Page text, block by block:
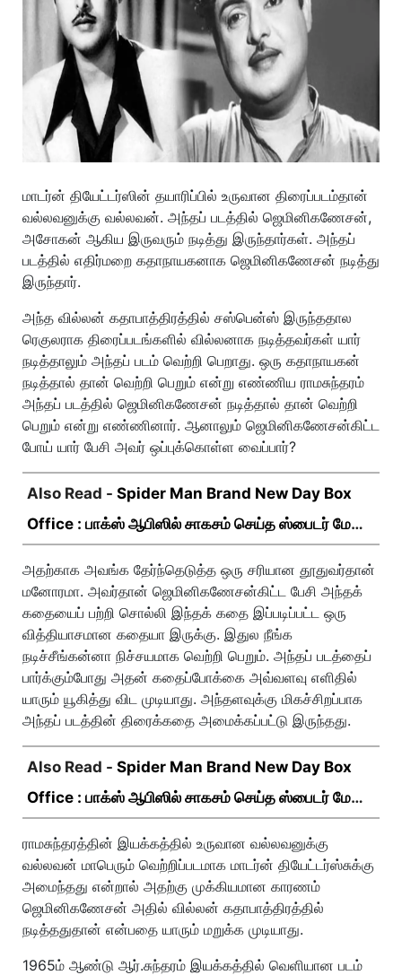
மாடர்ன் தியேட்டர்ஸின் தயாரிப்பில் உருவான திரைப்படம்தான்
வல்லவனுக்கு வல்லவன். அந்தப் படத்தில் ஜெமினிகணேசன்,
அசோகன் ஆகிய இருவரும் நடித்து இருந்தார்கள். அந்தப்
படத்தில் எதிர்மறை கதாநாயகனாக ஜெமினிகணேசன் நடித்து
இருந்தார்.
அந்த வில்லன் கதாபாத்திரத்தில் சஸ்பென்ஸ் இருந்ததால
ரெகுலராக திரைப்படங்களில் வில்லனாக நடித்தவர்கள் யார்
நடித்தாலும் அந்தப் படம் வெற்றி பெறாது. ஒரு கதாநாயகன்
நடித்தால் தான் வெற்றி பெறும் என்று எண்ணிய ராமசுந்தரம்
அந்தப் படத்தில் ஜெமினிகணேசன் நடித்தால் தான் வெற்றி
பெறும் என்று எண்ணினார். ஆனாலும் ஜெமினிகணேசன்கிட்ட
போய் யார் பேசி அவர் ஒப்புக்கொள்ள வைப்பார்?
Also Read - Spider Man Brand New Day Box
Office : பாக்ஸ் ஆபிஸில் சாகசம் செய்த ஸ்பைடர் மேன்
அதற்காக அவங்க தேர்ந்தெடுத்த ஒரு சரியான தூதுவர்தான்
மனோரமா. அவர்தான் ஜெமினிகணேசன்கிட்ட பேசி அந்தக்
கதையைப் பற்றி சொல்லி இந்தக் கதை இப்படிப்பட்ட ஒரு
வித்தியாசமான கதையா இருக்கு. இதுல நீங்க
நடிச்சீங்கன்னா நிச்சயமாக வெற்றி பெறும். அந்தப் படத்தைப்
பார்க்கும்போது அதன் கதைப்போக்கை அவ்வளவு எளிதில்
யாரும் யூகித்து விட முடியாது. அந்தளவுக்கு மிகச்சிறப்பாக
அந்தப் படத்தின் திரைக்கதை அமைக்கப்பட்டு இருந்தது.
Also Read - Spider Man Brand New Day Box
Office : பாக்ஸ் ஆபிஸில் சாகசம் செய்த ஸ்பைடர் மேன்
ராமசுந்தரத்தின் இயக்கத்தில் உருவான வல்லவனுக்கு
வல்லவன் மாபெரும் வெற்றிப்படமாக மாடர்ன் தியேட்டர்ஸ்சுக்கு
அமைந்தது என்றால் அதற்கு முக்கியமான காரணம்
ஜெமினிகணேசன் அதில் வில்லன் கதாபாத்திரத்தில்
நடித்ததுதான் என்பதை யாரும் மறுக்க முடியாது.
1965ம் ஆண்டு ஆர்.சுந்தரம் இயக்கத்தில் வெளியான படம்